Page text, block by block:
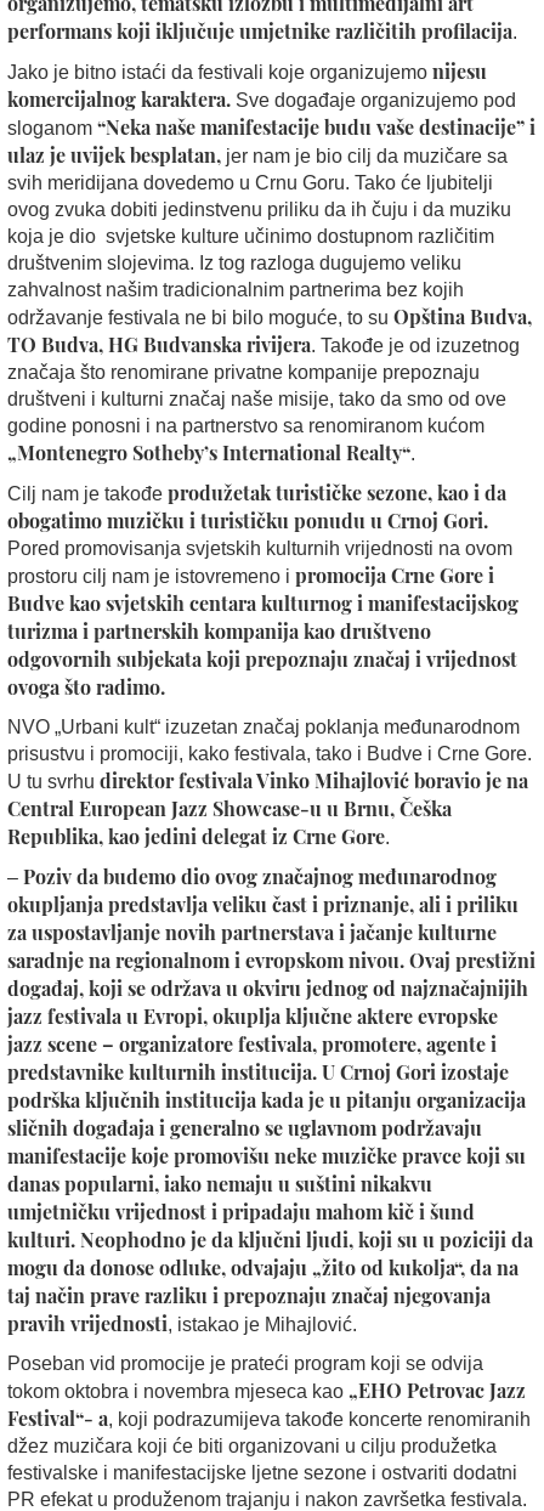
performans koji iključuje umjetnike različitih profilacija.
Jako je bitno istaći da festivali koje organizujemo nijesu
komercijalnog karaktera. Sve događaje organizujemo pod
sloganom “Neka naše manifestacije budu vaše destinacije” i
ulaz je uvijek besplatan, jer nam je bio cilj da muzičare sa
svih meridijana dovedemo u Crnu Goru. Tako će ljubitelji
ovog zvuka dobiti jedinstvenu priliku da ih čuju i da muziku
koja je dio svjetske kulture učinimo dostupnom različitim
društvenim slojevima. Iz tog razloga dugujemo veliku
zahvalnost našim tradicionalnim partnerima bez kojih
održavanje festivala ne bi bilo moguće, to su Opština Budva,
TO Budva, HG Budvanska rivijera. Takođe je od izuzetnog
značaja što renomirane privatne kompanije prepoznaju
društveni i kulturni značaj naše misije, tako da smo od ove
godine ponosni i na partnerstvo sa renomiranom kućom
„Montenegro Sotheby’s International Realty“.
Cilj nam je takođe produžetak turističke sezone, kao i da
obogatimo muzičku i turističku ponudu u Crnoj Gori.
Pored promovisanja svjetskih kulturnih vrijednosti na ovom
prostoru cilj nam je istovremeno i promocija Crne Gore i
Budve kao svjetskih centara kulturnog i manifestacijskog
turizma i partnerskih kompanija kao društveno
odgovornih subjekata koji prepoznaju značaj i vrijednost
ovoga što radimo.
NVO „Urbani kult“ izuzetan značaj poklanja međunarodnom
prisustvu i promociji, kako festivala, tako i Budve i Crne Gore.
U tu svrhu direktor festivala Vinko Mihajlović boravio je na
Central European Jazz Showcase-u u Brnu, Češka
Republika, kao jedini delegat iz Crne Gore.
– Poziv da budemo dio ovog značajnog međunarodnog
okupljanja predstavlja veliku čast i priznanje, ali i priliku
za uspostavljanje novih partnerstava i jačanje kulturne
saradnje na regionalnom i evropskom nivou. Ovaj prestižni
događaj, koji se održava u okviru jednog od najznačajnijih
jazz festivala u Evropi, okuplja ključne aktere evropske
jazz scene – organizatore festivala, promotere, agente i
predstavnike kulturnih institucija. U Crnoj Gori izostaje
podrška ključnih institucija kada je u pitanju organizacija
sličnih događaja i generalno se uglavnom podržavaju
manifestacije koje promovišu neke muzičke pravce koji su
danas popularni, iako nemaju u suštini nikakvu
umjetničku vrijednost i pripadaju mahom kič i šund
kulturi. Neophodno je da ključni ljudi, koji su u poziciji da
mogu da donose odluke, odvajaju „žito od kukolja“, da na
taj način prave razliku i prepoznaju značaj njegovanja
pravih vrijednosti, istakao je Mihajlović.
Poseban vid promocije je prateći program koji se odvija
tokom oktobra i novembra mjeseca kao „EHO Petrovac Jazz
Festival“- a, koji podrazumijeva takođe koncerte renomiranih
džez muzičara koji će biti organizovani u cilju produžetka
festivalske i manifestacijske ljetne sezone i ostvariti dodatni
PR efekat u produženom trajanju i nakon završetka festivala.